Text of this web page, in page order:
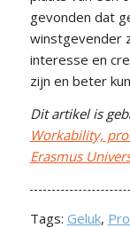
gevonden dat
winstgevender
interesse en
zijn en beter
Dit artikel is
Workability,
Erasmus
Tags: Geluk,